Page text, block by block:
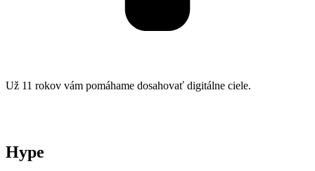
Už 11 rokov vám pomáhame dosahovať digitálne ciele.
Hype